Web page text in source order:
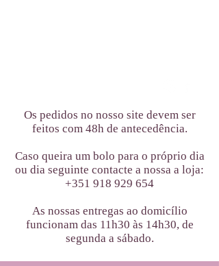
Os pedidos no nosso site devem ser
feitos com 48h de antecedência.
Caso queira um bolo para o próprio dia
ou dia seguinte contacte a nossa a loja:
+351 918 929 654
As nossas entregas ao domicílio
funcionam das 11h30 às 14h30, de
segunda a sábado.